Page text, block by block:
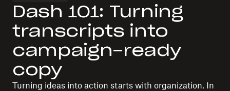
Dash 101: Turning
transcripts into
campaign-ready
copy
Turning ideas into action starts with organization. In